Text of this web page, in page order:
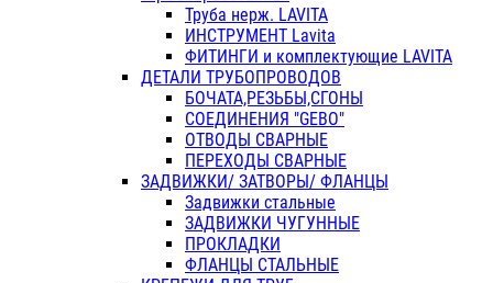
Труба нерж. LAVITA
ИНСТРУМЕНТ Lavita
ФИТИНГИ и комплектующие LAVITA
ДЕТАЛИ ТРУБОПРОВОДОВ
БОЧАТА,РЕЗЬБЫ,СГОНЫ
СОЕДИНЕНИЯ "GEBO"
ОТВОДЫ СВАРНЫЕ
ПЕРЕХОДЫ СВАРНЫЕ
ЗАДВИЖКИ/ ЗАТВОРЫ/ ФЛАНЦЫ
Задвижки стальные
ЗАДВИЖКИ ЧУГУННЫЕ
ПРОКЛАДКИ
ФЛАНЦЫ СТАЛЬНЫЕ